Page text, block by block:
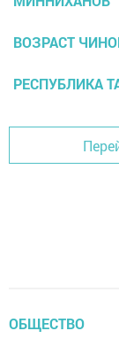
ВОЗРАСТ
РЕСПУБЛИКА
ОБЩЕСТВО